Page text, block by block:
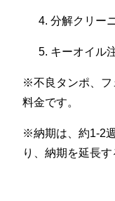
分解クリー
キーオイル
※不良タンポ、フ
料金です。
※納期は、約1-2
り、納期を延長す